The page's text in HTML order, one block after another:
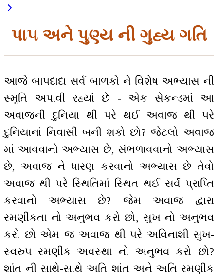
પાપ અને પુણ્ય ની ગુહ્ય ગતિ
આજે બાપદાદા સર્વ બાળકો ને વિશેષ અભ્યાસ ની
સ્મૃતિ અપાવી રહ્યાં છે - એક સેકન્ડમાં આ
અવાજની દુનિયા થી પરે થઈ અવાજ થી પરે
દુનિયાનાં નિવાસી બની શકો છો? જેટલો અવાજ
માં આવવાનો અભ્યાસ છે, સંભળાવવાનો અભ્યાસ
છે, અવાજ ને ધારણ કરવાનો અભ્યાસ છે તેવો
અવાજ થી પરે સ્થિતિમાં સ્થિત થઈ સર્વ પ્રાપ્તિ
કરવાનો અભ્યાસ છે? જેમ અવાજ દ્વારા
રમણીકતા નો અનુભવ કરો છો, સુખ નો અનુભવ
કરો છો એમ જ અવાજ થી પરે અવિનાશી સુખ-
સ્વરુપ રમણીક અવસ્થા નો અનુભવ કરો છો?
શાંત ની સાથે-સાથે અતિ શાંત અને અતિ રમણીક